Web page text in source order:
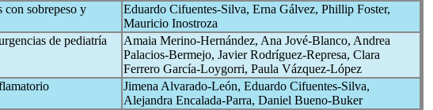
con sobrepeso y
Eduardo Cifuentes-Silva, Erna Gálvez, Phillip Foster,
Mauricio Inostroza
de pediatría
Amaia Merino-Hernández, Ana Jové-Blanco, Andrea
Palacios-Bermejo, Javier Rodríguez-Represa, Clara
Ferrero García-Loygorri, Paula Vázquez-López
Jimena Alvarado-León, Eduardo Cifuentes-Silva,
Alejandra Encalada-Parra, Daniel Bueno-Buker